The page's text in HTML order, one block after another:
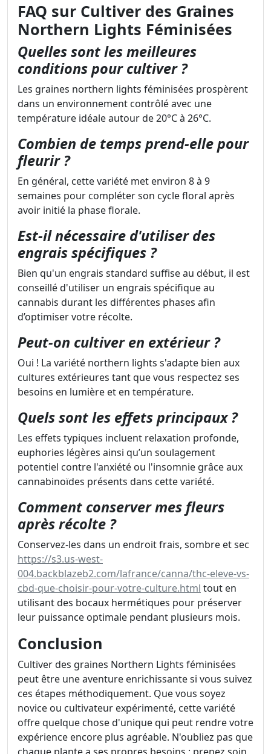
FAQ sur Cultiver des Graines
Northern Lights Féminisées
Quelles sont les meilleures
conditions pour cultiver ?
Les graines northern lights féminisées prospèrent
dans un environnement contrôlé avec une
température idéale autour de 20°C à 26°C.
Combien de temps prend-elle pour
fleurir ?
En général, cette variété met environ 8 à 9
semaines pour compléter son cycle floral après
avoir initié la phase florale.
Est-il nécessaire d'utiliser des
engrais spécifiques ?
Bien qu'un engrais standard suffise au début, il est
conseillé d'utiliser un engrais spécifique au
cannabis durant les différentes phases afin
d’optimiser votre récolte.
Peut-on cultiver en extérieur ?
Oui ! La variété northern lights s'adapte bien aux
cultures extérieures tant que vous respectez ses
besoins en lumière et en température.
Quels sont les effets principaux ?
Les effets typiques incluent relaxation profonde,
euphories légères ainsi qu’un soulagement
potentiel contre l'anxiété ou l'insomnie grâce aux
cannabinoïdes présents dans cette variété.
Comment conserver mes fleurs
après récolte ?
Conservez-les dans un endroit frais, sombre et sec
https://s3.us-west-
004.backblazeb2.com/lafrance/canna/thc-eleve-vs-
cbd-que-choisir-pour-votre-culture.html tout en
utilisant des bocaux hermétiques pour préserver
leur puissance optimale pendant plusieurs mois.
Conclusion
Cultiver des graines Northern Lights féminisées
peut être une aventure enrichissante si vous suivez
ces étapes méthodiquement. Que vous soyez
novice ou cultivateur expérimenté, cette variété
offre quelque chose d'unique qui peut rendre votre
expérience encore plus agréable. N'oubliez pas que